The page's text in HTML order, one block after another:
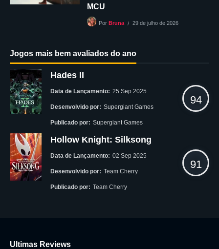
MCU
Por Bruna 29 de julho de 2026
Jogos mais bem avaliados do ano
Hades II
Data de Lançamento: 25 Sep 2025
Desenvolvido por: Supergiant Games
Publicado por: Supergiant Games
94
Hollow Knight: Silksong
Data de Lançamento: 02 Sep 2025
Desenvolvido por: Team Cherry
Publicado por: Team Cherry
91
Ultimas Reviews